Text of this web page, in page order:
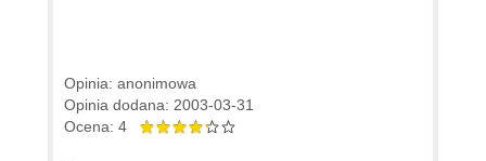
Opinia: anonimowa
Opinia dodana: 2003-03-31
Ocena: 4